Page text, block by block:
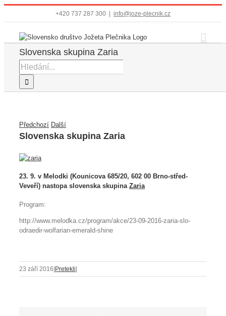
+420 737 287 300 info@joze-plecnik.cz
Slovenska skupina Zaria
Hledat:
Předchozí Další
Slovenska skupina Zaria
23. 9. v Melodki (Kounicova 685/20, 602 00 Brno-střed-
Veveří) nastopa slovenska skupina Zaria
Program:
http://www.melodka.cz/program/akce/23-09-2016-zaria-slo-
odraedir-wolfarian-emerald-shine
23 září 2016|Pretekli|